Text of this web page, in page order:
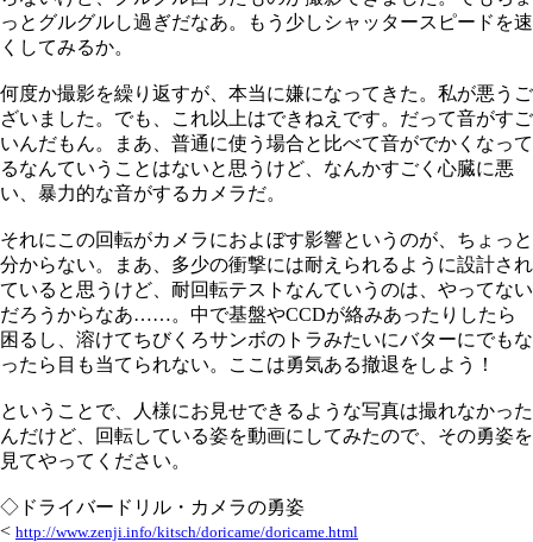
っとグルグルし過ぎだなあ。もう少しシャッタースピードを速
くしてみるか。
何度か撮影を繰り返すが、本当に嫌になってきた。私が悪うご
ざいました。でも、これ以上はできねえです。だって音がすご
いんだもん。まあ、普通に使う場合と比べて音がでかくなって
るなんていうことはないと思うけど、なんかすごく心臓に悪
い、暴力的な音がするカメラだ。
それにこの回転がカメラにおよぼす影響というのが、ちょっと
分からない。まあ、多少の衝撃には耐えられるように設計され
ていると思うけど、耐回転テストなんていうのは、やってない
だろうからなあ……。中で基盤やCCDが絡みあったりしたら
困るし、溶けてちびくろサンボのトラみたいにバターにでもな
ったら目も当てられない。ここは勇気ある撤退をしよう！
ということで、人様にお見せできるような写真は撮れなかった
んだけど、回転している姿を動画にしてみたので、その勇姿を
見てやってください。
◇ドライバードリル・カメラの勇姿
< http://www.zenji.info/kitsch/doricame/doricame.html